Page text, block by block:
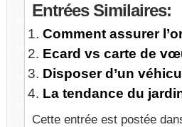
EntréesSimilaires:
Comment assurer
Ecard vs carte de
Disposer d’un
La tendance du
Cette entrée est postée